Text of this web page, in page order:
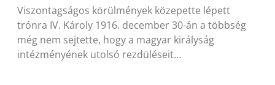
Viszontagságos körülmények közepette lépett
trónra IV. Károly 1916. december 30-án a többség
még nem sejtette, hogy a magyar királyság
intézményének utolsó rezdüléseit…